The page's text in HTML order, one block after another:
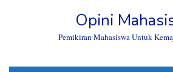
Opini
Pemikiran Mahasiswa Untuk